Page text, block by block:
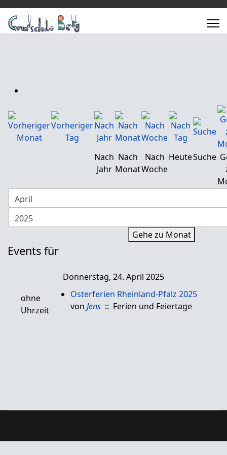
Nach
Jahr
Nach
Monat
Nach
Woche
HeuteSuche
Gehe zu Monat
Events für
Donnerstag, 24. April 2025
ohne
Uhrzeit
Osterferien Rheinland-Pfalz 2025
von Jens :: Ferien und Feiertage